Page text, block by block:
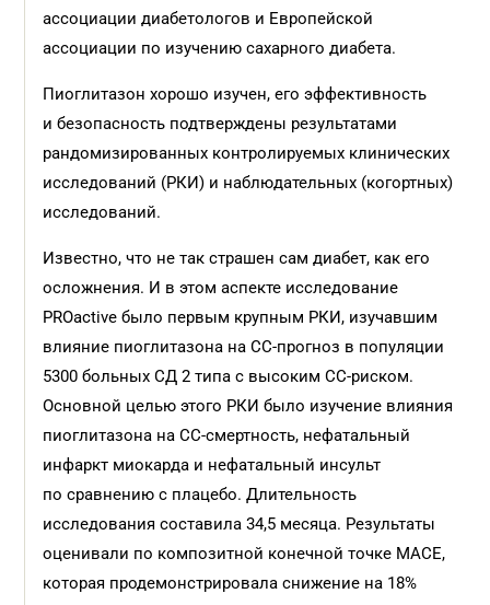
ассоциации диабетологов и Европейской
ассоциации по изучению сахарного диабета.
Пиоглитазон хорошо изучен, его эффективность
и безопасность подтверждены результатами
рандомизированных контролируемых клинических
исследований (РКИ) и наблюдательных (когортных)
исследований.
Известно, что не так страшен сам диабет, как его
осложнения. И в этом аспекте исследование
PROactive было первым крупным РКИ, изучавшим
влияние пиоглитазона на СС-прогноз в популяции
5300 больных СД 2 типа с высоким СС-риском.
Основной целью этого РКИ было изучение влияния
пиоглитазона на СС-смертность, нефатальный
инфаркт миокарда и нефатальный инсульт
по сравнению с плацебо. Длительность
исследования составила 34,5 месяца. Результаты
оценивали по композитной конечной точке МАСЕ,
которая продемонстрировала снижение на 18%